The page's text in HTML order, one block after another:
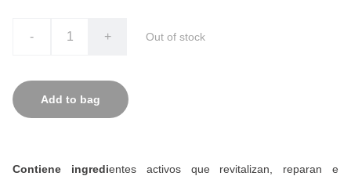
- + Out of stock
Add to bag
Contiene ingredientes activos que revitalizan, reparan e